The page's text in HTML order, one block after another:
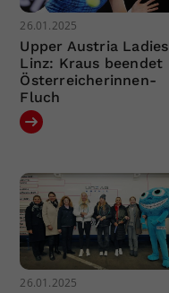
26.01.2025
Upper Austria Ladies
Linz: Kraus beendet
Österreicherinnen-
Fluch
26.01.2025